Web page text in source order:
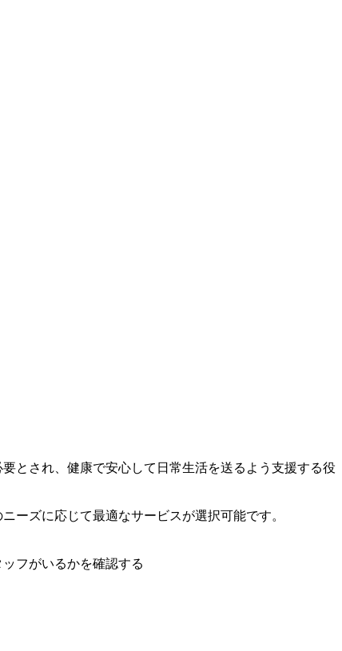
とされ、健康で安心して日常生活を送るよう支援する役
ーズに応じて最適なサービスが選択可能です。
フがいるかを確認する